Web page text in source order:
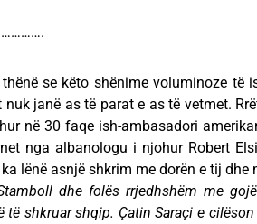
se këto shënime voluminoze të
nuk janë as të parat e as të vetmet.
në 30 faqe ish-ambasadori
nga albanologu i njohur Robert
lënë asnjë shkrim me dorën e tij dhe
dhe folës rrjedhshëm me
të shkruar shqip. Çatin Saraçi e